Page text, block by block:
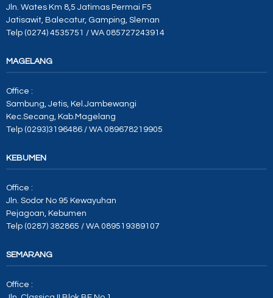
Jln. Wates Km 8,5 Jatimas Permai F5
Jatisawit, Balecatur, Gamping, Sleman
Telp (0274) 4535751 / WA 085727243914
MAGELANG
Office :
Sambung, Jetis, Kel.Jambewangi
Kec.Secang, Kab.Magelang
Telp (0293)3196486 / WA 089678219905
KEBUMEN
Office :
Jln. Sodor No 95 Kewayuhan
Pejagoan, Kebumen
Telp (0287) 382865 / WA 089519389107
SEMARANG
Office :